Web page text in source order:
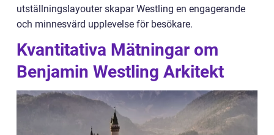
utställningslayouter skapar Westling en engagerande
och minnesvärd upplevelse för besökare.
Kvantitativa Mätningar om
Benjamin Westling Arkitekt